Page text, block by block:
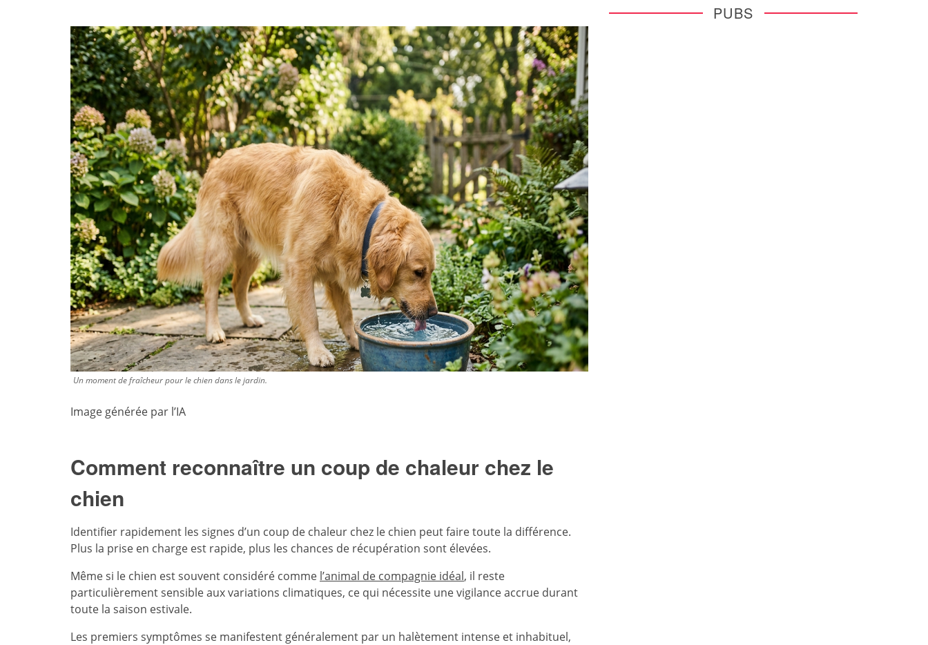
Un moment de fraîcheur pour le chien dans le jardin.
Image générée par l’IA
Comment reconnaître un coup de chaleur chez le
chien
Identifier rapidement les signes d’un coup de chaleur chez le chien peut faire toute la différence.
Plus la prise en charge est rapide, plus les chances de récupération sont élevées.
Même si le chien est souvent considéré comme l’animal de compagnie idéal, il reste
particulièrement sensible aux variations climatiques, ce qui nécessite une vigilance accrue durant
toute la saison estivale.
Les premiers symptômes se manifestent généralement par un halètement intense et inhabituel,
PUBS